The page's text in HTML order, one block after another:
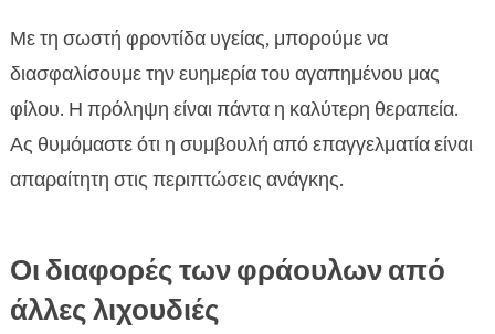
Με τη σωστή φροντίδα υγείας, μπορούμε να
διασφαλίσουμε την ευημερία του αγαπημένου μας
φίλου. Η πρόληψη είναι πάντα η καλύτερη θεραπεία.
Ας θυμόμαστε ότι η συμβουλή από επαγγελματία είναι
απαραίτητη στις περιπτώσεις ανάγκης.
Οι διαφορές των φράουλων από
άλλες λιχουδιές